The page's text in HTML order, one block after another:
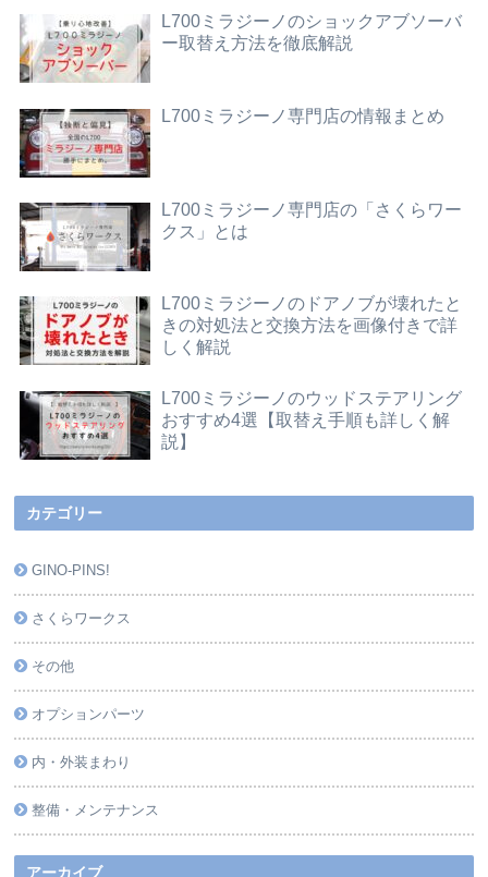
L700ミラジーノのショックアブソーバ
ー取替え方法を徹底解説
L700ミラジーノ専門店の情報まとめ
L700ミラジーノ専門店の「さくらワー
クス」とは
L700ミラジーノのドアノブが壊れたと
きの対処法と交換方法を画像付きで詳
しく解説
L700ミラジーノのウッドステアリング
おすすめ4選【取替え手順も詳しく解
説】
カテゴリー
GINO-PINS!
さくらワークス
その他
オプションパーツ
内・外装まわり
整備・メンテナンス
アーカイブ